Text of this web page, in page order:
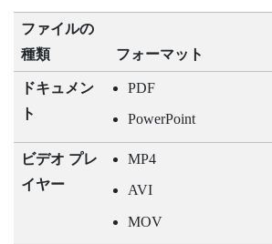
ファイルの
種類
フォーマット
ドキュメン
ト
PDF
PowerPoint
ビデオ プレ
イヤー
MP4
AVI
MOV